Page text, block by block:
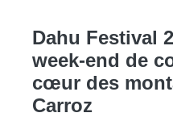
Dahu Festival
week-end de
cœur des
Carroz